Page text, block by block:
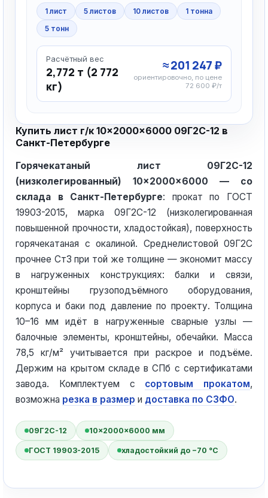
1 лист 5 листов 10 листов
1 тонна
5 тонн
Расчётный вес
2,772 т (2 772
кг)
≈ 201 247 ₽
ориентировочно, по цене
72 600 ₽/т
Купить лист г/к 10×2000×6000 09Г2С-12 в
Санкт-Петербурге
Горячекатаный лист 09Г2С-12
(низколегированный) 10×2000×6000 — со
склада в Санкт-Петербурге: прокат по ГОСТ
19903-2015, марка 09Г2С-12 (низколегированная
повышенной прочности, хладостойкая), поверхность
горячекатаная с окалиной. Среднелистовой 09Г2С
прочнее Ст3 при той же толщине — экономит массу
в нагруженных конструкциях: балки и связи,
кронштейны грузоподъёмного оборудования,
корпуса и баки под давление по проекту. Толщина
10–16 мм идёт в нагруженные сварные узлы —
балочные элементы, кронштейны, обечайки. Масса
78,5 кг/м² учитывается при раскрое и подъёме.
Держим на крытом складе в СПб с сертификатами
завода. Комплектуем с сортовым прокатом,
возможна резка в размер и доставка по СЗФО.
09Г2С-12 10×2000×6000 мм
ГОСТ 19903-2015 хладостойкий до −70 °C